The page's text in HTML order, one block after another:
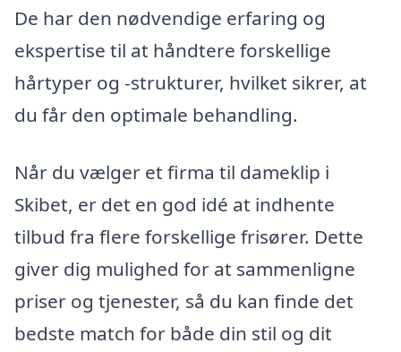
De har den nødvendige erfaring og
ekspertise til at håndtere forskellige
hårtyper og -strukturer, hvilket sikrer, at
du får den optimale behandling.
Når du vælger et firma til dameklip i
Skibet, er det en god idé at indhente
tilbud fra flere forskellige frisører. Dette
giver dig mulighed for at sammenligne
priser og tjenester, så du kan finde det
bedste match for både din stil og dit